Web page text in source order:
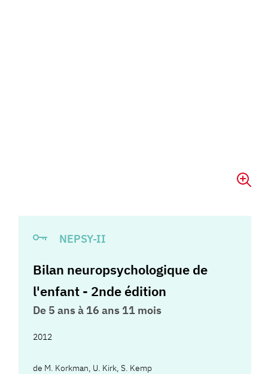
NEPSY-II
Bilan neuropsychologique de
l'enfant - 2nde édition
De 5 ans à 16 ans 11 mois
2012
de M. Korkman, U. Kirk,S. Kemp